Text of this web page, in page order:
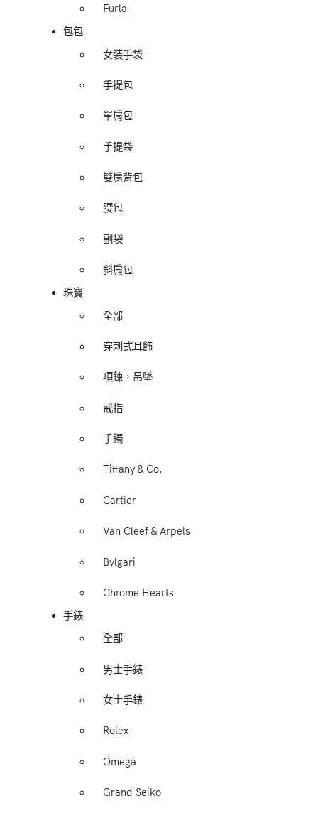
Furla
包包
女裝手袋
手提包
單肩包
手提袋
雙肩背包
腰包
副袋
斜肩包
珠寶
全部
穿刺式耳飾
項鍊，吊墜
戒指
手鐲
Tiffany & Co.
Cartier
Van Cleef & Arpels
Bvlgari
Chrome Hearts
手錶
全部
男士手錶
女士手錶
Rolex
Omega
Grand Seiko